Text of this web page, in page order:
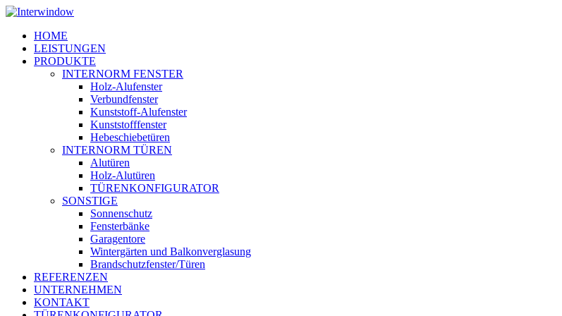
Skip
main
content
Menu
HOME
LEISTUNGEN
PRODUKTE
INTERNORM FENSTER
Holz-Alufenster
Verbundfenster
Kunststoff-Alufenster
Kunststofffenster
Hebeschiebetüren
INTERNORM TÜREN
Alutüren
Holz-Alutüren
TÜRENKONFIGURATOR
SONSTIGE
Sonnenschutz
Fensterbänke
Garagentore
Wintergärten und Balkonverglasung
Brandschutzfenster/Türen
REFERENZEN
UNTERNEHMEN
KONTAKT